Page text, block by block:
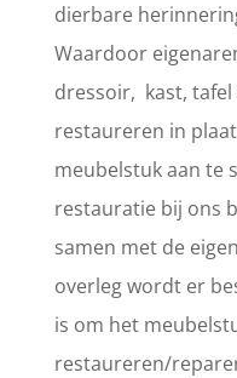
dierbare
Waardoor
dressoir, kast,
restaureren in
meubelstuk aan te
restauratie bij ons
samen met de
overleg wordt er
is om het
restaureren/